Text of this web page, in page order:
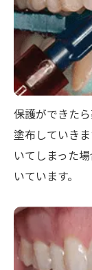
保護ができた
塗布していき
いてしまった
いています。